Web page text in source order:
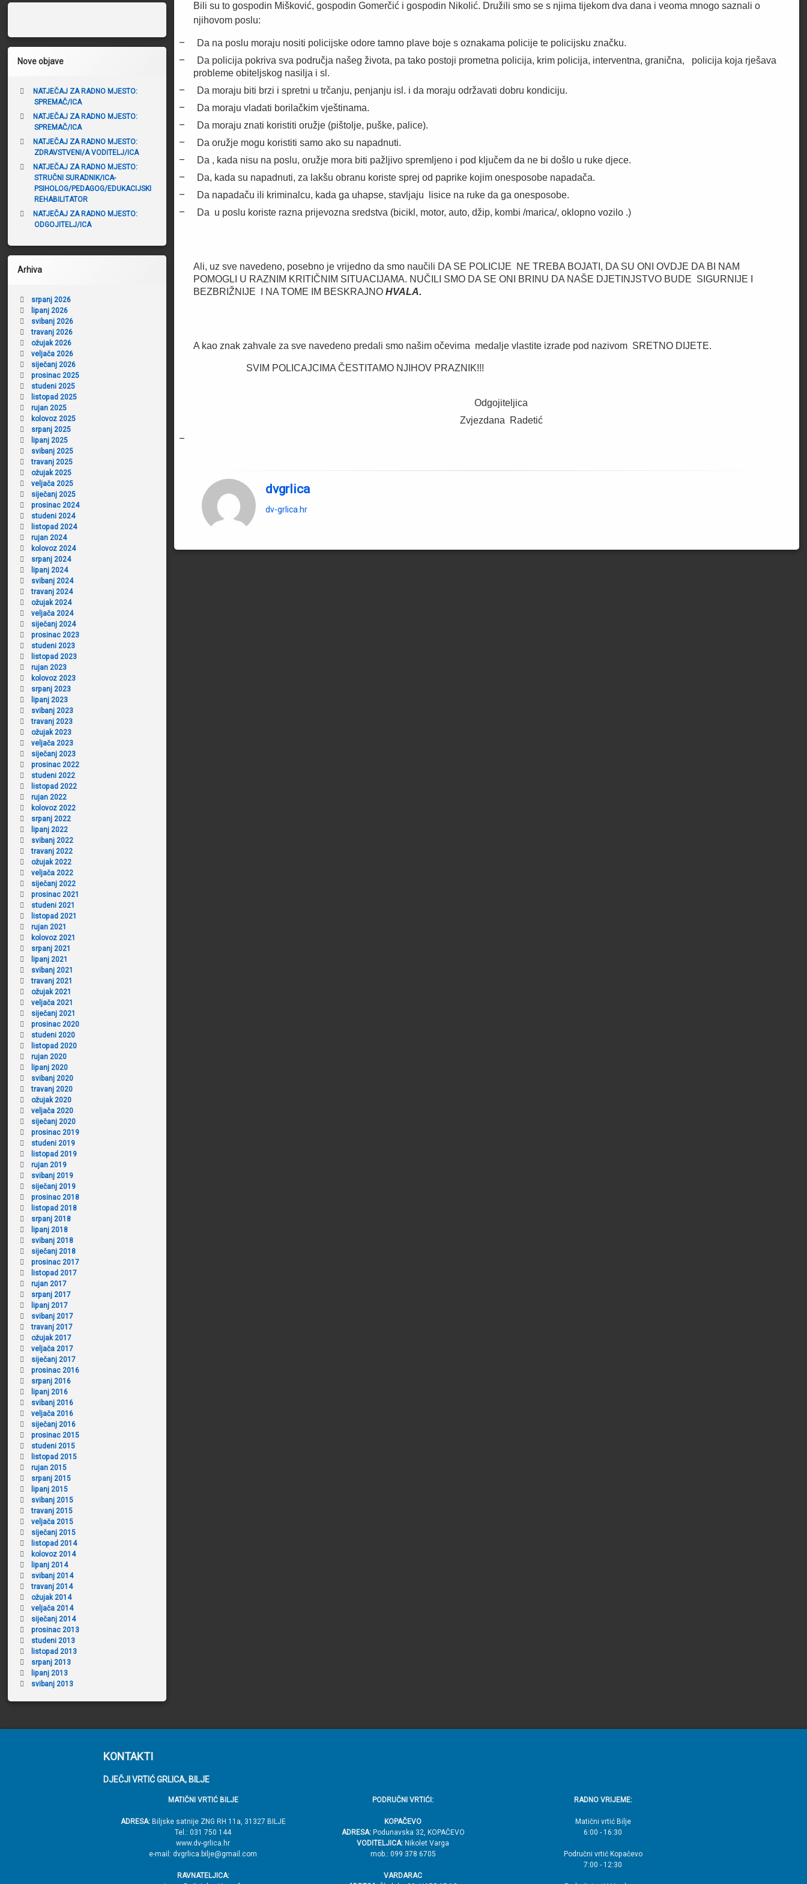
Bili su to gospodin Mišković, gospodin Gomerčić i gospodin Nikolić. Družili smo se s njima tijekom dva dana i veoma mnogo saznali o
njihovom poslu:
– Da na poslu moraju nositi policijske odore tamno plave boje s oznakama policije te policijsku značku.
–
Da policija pokriva sva područja našeg života, pa tako postoji prometna policija, krim policija, interventna, granična, policija koja rješava
probleme obiteljskog nasilja i sl.
– Da moraju biti brzi i spretni u trčanju, penjanju isl. i da moraju održavati dobru kondiciju.
– Da moraju vladati borilačkim vještinama.
– Da moraju znati koristiti oružje (pištolje, puške, palice).
– Da oružje mogu koristiti samo ako su napadnuti.
– Da , kada nisu na poslu, oružje mora biti pažljivo spremljeno i pod ključem da ne bi došlo u ruke djece.
– Da, kada su napadnuti, za lakšu obranu koriste sprej od paprike kojim onesposobe napadača.
– Da napadaču ili kriminalcu, kada ga uhapse, stavljaju lisice na ruke da ga onesposobe.
– Da u poslu koriste razna prijevozna sredstva (bicikl, motor, auto, džip, kombi /marica/, oklopno vozilo .)
Ali, uz sve navedeno, posebno je vrijedno da smo naučili DA SE POLICIJE NE TREBA BOJATI, DA SU ONI OVDJE DA BI NAM
POMOGLI U RAZNIM KRITIČNIM SITUACIJAMA. NUČILI SMO DA SE ONI BRINU DA NAŠE DJETINJSTVO BUDE SIGURNIJE I
BEZBRIŽNIJE I NA TOME IM BESKRAJNOHVALA.
A kao znak zahvale za sve navedeno predali smo našim očevima medalje vlastite izrade pod nazivom SRETNO DIJETE.
SVIM POLICAJCIMA ČESTITAMO NJIHOV PRAZNIK!!!
Odgojiteljica
Zvjezdana Radetić
–
dvgrlica
dv-grlica.hr
č
Nove objave
NATJEČAJ ZA RADNO MJESTO:
SPREMAČ/ICA
NATJEČAJ ZA RADNO MJESTO:
SPREMAČ/ICA
NATJEČAJ ZA RADNO MJESTO:
ZDRAVSTVENI/A VODITELJ/ICA
NATJEČAJ ZA RADNO MJESTO:
STRUČNI SURADNIK/ICA-
PSIHOLOG/PEDAGOG/EDUKACIJSKI
REHABILITATOR
NATJEČAJ ZA RADNO MJESTO:
ODGOJITELJ/ICA
Arhiva
srpanj 2026
lipanj 2026
svibanj 2026
travanj 2026
ožujak 2026
veljača 2026
siječanj 2026
prosinac 2025
studeni 2025
listopad 2025
rujan 2025
kolovoz 2025
srpanj 2025
lipanj 2025
svibanj 2025
travanj 2025
ožujak 2025
veljača 2025
siječanj 2025
prosinac 2024
studeni 2024
listopad 2024
rujan 2024
kolovoz 2024
srpanj 2024
lipanj 2024
svibanj 2024
travanj 2024
ožujak 2024
veljača 2024
siječanj 2024
prosinac 2023
studeni 2023
listopad 2023
rujan 2023
kolovoz 2023
srpanj 2023
lipanj 2023
svibanj 2023
travanj 2023
ožujak 2023
veljača 2023
siječanj 2023
prosinac 2022
studeni 2022
listopad 2022
rujan 2022
kolovoz 2022
srpanj 2022
lipanj 2022
svibanj 2022
travanj 2022
ožujak 2022
veljača 2022
siječanj 2022
prosinac 2021
studeni 2021
listopad 2021
rujan 2021
kolovoz 2021
srpanj 2021
lipanj 2021
svibanj 2021
travanj 2021
ožujak 2021
veljača 2021
siječanj 2021
prosinac 2020
studeni 2020
listopad 2020
rujan 2020
lipanj 2020
svibanj 2020
travanj 2020
ožujak 2020
veljača 2020
siječanj 2020
prosinac 2019
studeni 2019
listopad 2019
rujan 2019
svibanj 2019
siječanj 2019
prosinac 2018
listopad 2018
srpanj 2018
lipanj 2018
svibanj 2018
siječanj 2018
prosinac 2017
listopad 2017
rujan 2017
srpanj 2017
lipanj 2017
svibanj 2017
travanj 2017
ožujak 2017
veljača 2017
siječanj 2017
prosinac 2016
srpanj 2016
lipanj 2016
svibanj 2016
veljača 2016
siječanj 2016
prosinac 2015
studeni 2015
listopad 2015
rujan 2015
srpanj 2015
lipanj 2015
svibanj 2015
travanj 2015
veljača 2015
siječanj 2015
listopad 2014
kolovoz 2014
lipanj 2014
svibanj 2014
travanj 2014
ožujak 2014
veljača 2014
siječanj 2014
prosinac 2013
studeni 2013
listopad 2013
srpanj 2013
lipanj 2013
svibanj 2013
KONTAKTI
DJEČJI VRTIĆ GRLICA, BILJE
MATIČNI VRTIĆ BILJE
ADRESA:Biljske satnije ZNG RH 11a, 31327 BILJE
Tel.: 031 750 144
www.dv-grlica.hr
e-mail: dvgrlica.bilje@gmail.com
RAVNATELJICA:
PODRUČNI VRTIĆI:
KOPAČEVO
ADRESA:Podunavska 32, KOPAČEVO
VODITELJICA: Nikolet Varga
mob.: 099 378 6705
VARDARAC
RADNO VRIJEME:
Matični vrtić Bilje
6:00 - 16:30
Područni vrtić Kopačevo
7:00 - 12:30